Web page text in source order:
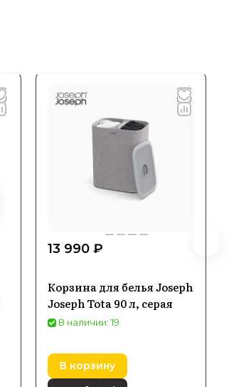
13 990 ₽
Корзина для белья Joseph
Joseph Tota 90 л, серая
В наличии: 19
В корзину